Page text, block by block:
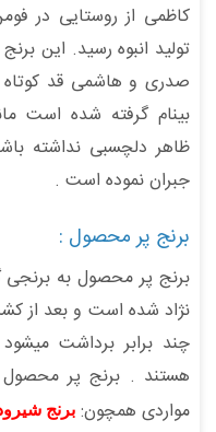
کاظمی از روستایی
تولید انبوه رسید. این
صدری و هاشمی قد کوتاه
بینام گرفته شده است
ظاهر دلچسبی نداشته
جبران نموده است .
برنج پر محصول :
برنج پر محصول به
نژاد شده است و بعد از
چند برابر برداشت
هستند . برنج پر محصول
مواردی همچون: برنج